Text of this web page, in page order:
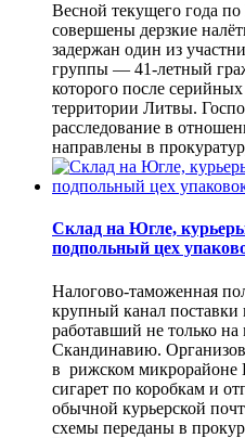
Весной текущего года
совершены дерзкие
задержан один из
группы — 41-летный
которого после
территории Литвы.
расследование в
направлены в
Склад на Югле,
подпольный цех
Налогово-таможенная
крупный канал поставки
работавший не только
Скандинавию.
в рижском микрорайоне
сигарет по коробкам и
обычной курьерской
схемы переданы в